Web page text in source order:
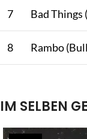
7 Bad
8 Rambo
IM SELBEN